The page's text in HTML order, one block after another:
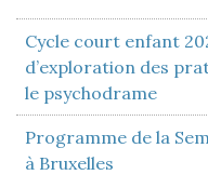
Cycle court enfant
d’exploration des
le psychodrame
Programme de la
à Bruxelles